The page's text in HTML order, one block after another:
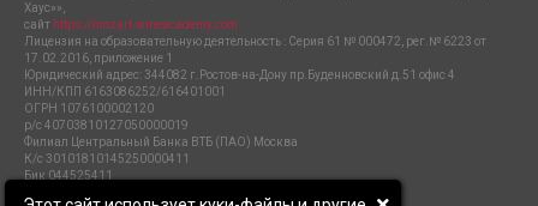
Хаус»»,
сайт https://mozart-wineacademy.com
Лицензия на образовательную деятельность : Серия 61 № 000472, рег.№ 6223 от
17.02.2016, приложение 1
Юридический адрес: 344082 г.Ростов-на-Дону пр.Буденновский д.51 офис 4
ИНН/КПП 6163086252/616401001
ОГРН 1076100002120
р/с 40703810127050000019
Филиал Центральный Банка ВТБ (ПАО) Москва
К/с 30101810145250000411
Бик 044525411